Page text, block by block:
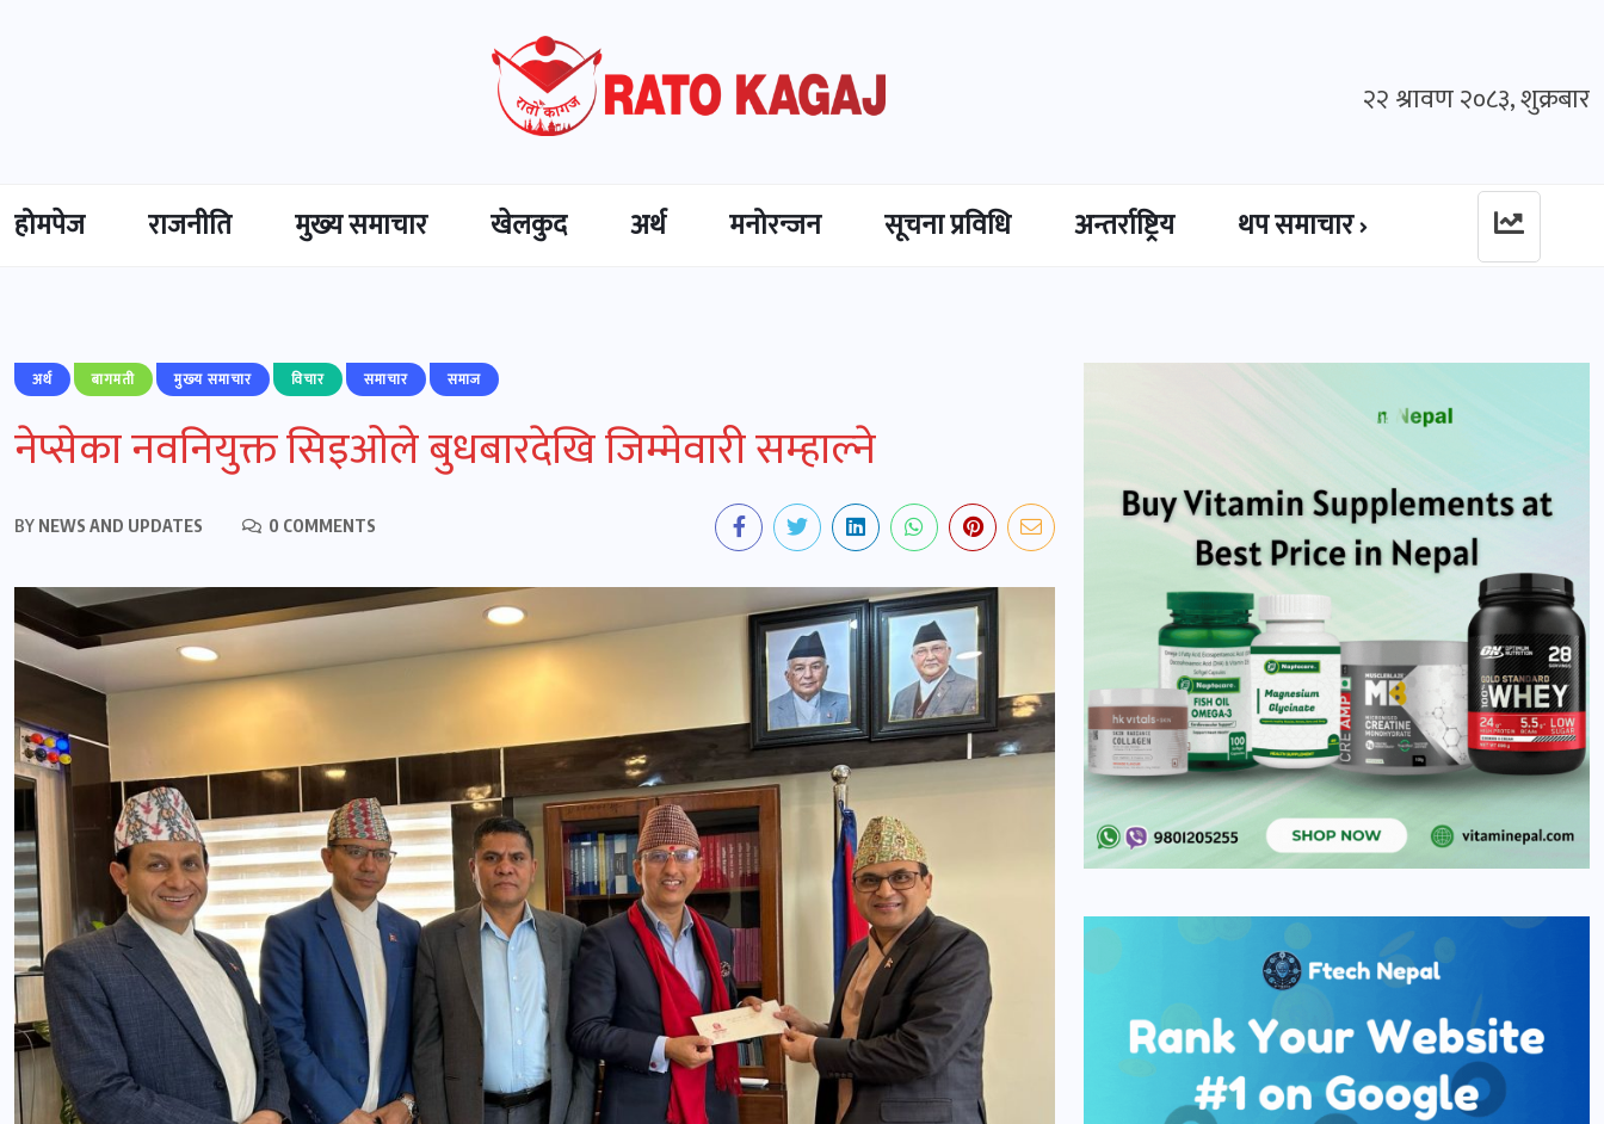
२२ श्रावण २०८३, शुक्रबार
होमपेज राजनीति मुख्‍य समाचार खेलकुद अर्थ मनोरन्जन सूचना प्रविधि अन्तर्राष्ट्रिय थप समाचार
अर्थ बागमती मुख्‍य समाचार विचार समाचार समाज
नेप्सेका नवनियुक्त सिइओले बुधबारदेखि जिम्मेवारी सम्हाल्ने
BY NEWS AND UPDATES 0 COMMENTS